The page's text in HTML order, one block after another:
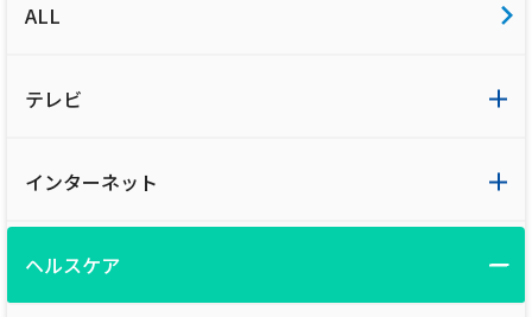
ALL
テレビ
インターネット
ヘルスケア